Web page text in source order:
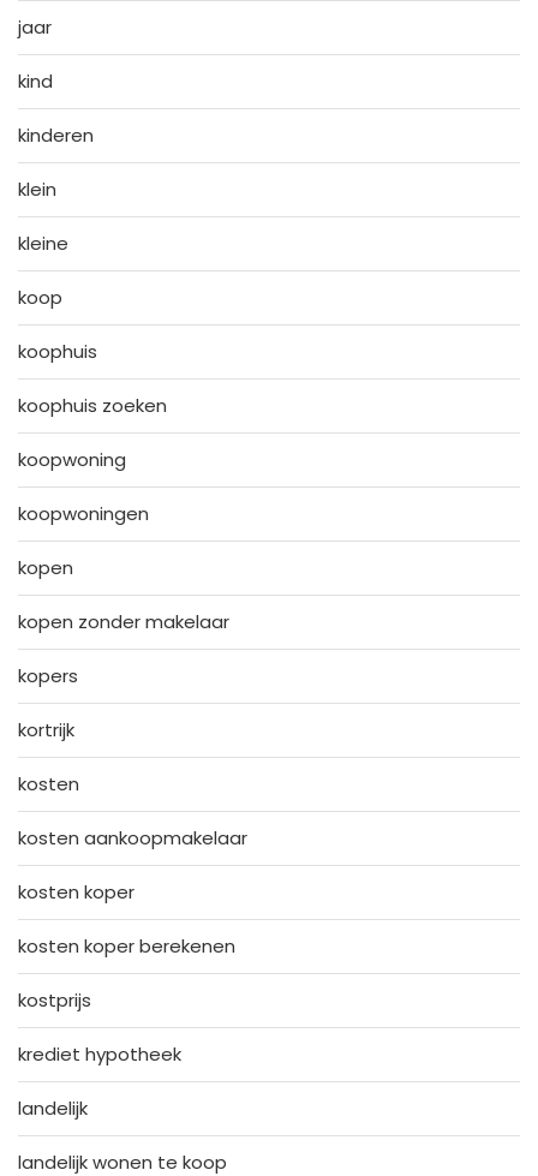
jaar
kind
kinderen
klein
kleine
koop
koophuis
koophuis zoeken
koopwoning
koopwoningen
kopen
kopen zonder makelaar
kopers
kortrijk
kosten
kosten aankoopmakelaar
kosten koper
kosten koper berekenen
kostprijs
krediet hypotheek
landelijk
landelijk wonen te koop